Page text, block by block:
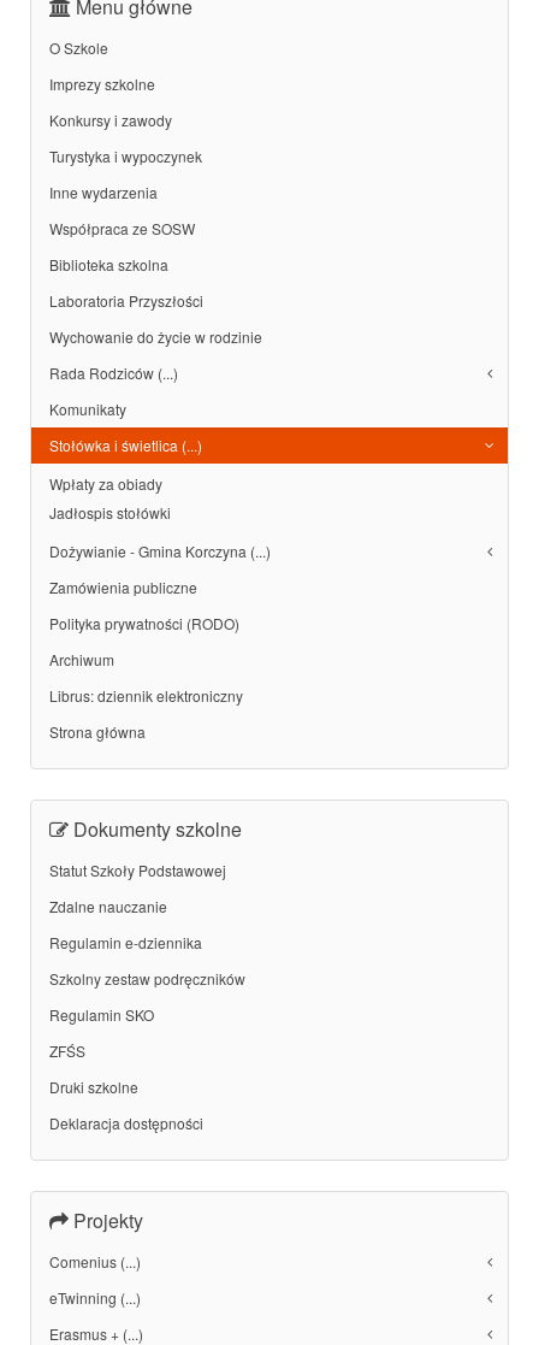
Menu główne
O Szkole
Imprezy szkolne
Konkursy i zawody
Turystyka i wypoczynek
Inne wydarzenia
Współpraca ze SOSW
Biblioteka szkolna
Laboratoria Przyszłości
Wychowanie do życie w rodzinie
Rada Rodziców (...)
Komunikaty
Stołówka i świetlica (...)
Wpłaty za obiady
Jadłospis stołówki
Dożywianie - Gmina Korczyna (...)
Zamówienia publiczne
Polityka prywatności (RODO)
Archiwum
Librus: dziennik elektroniczny
Strona główna
Dokumenty szkolne
Statut Szkoły Podstawowej
Zdalne nauczanie
Regulamin e-dziennika
Szkolny zestaw podręczników
Regulamin SKO
ZFŚS
Druki szkolne
Deklaracja dostępności
Projekty
Comenius (...)
eTwinning (...)
Erasmus + (...)